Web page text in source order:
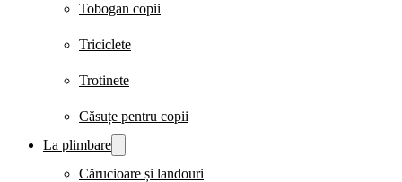
Tobogan copii
Triciclete
Trotinete
Căsuțe pentru copii
La plimbare
Cărucioare și landouri